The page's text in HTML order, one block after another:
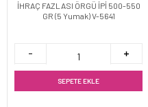
İHRAÇ FAZLASI ÖRGÜ İPİ 500-550
GR (5 Yumak) V-5641
SEPETE EKLE